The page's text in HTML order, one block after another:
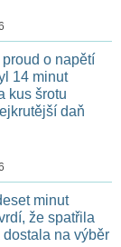
o napětí
14 minut
kus šrotu
daň
minut
že spatřila
na výběr